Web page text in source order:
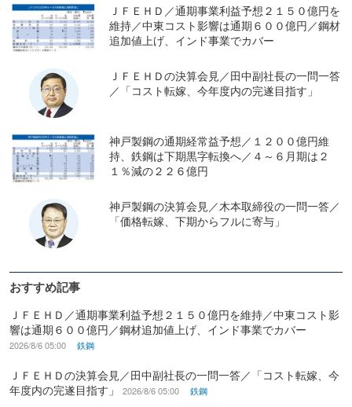
ＪＦＥＨＤ／通期事業利益予想２１５０億円を
維持／中東コスト影響は通期６００億円／鋼材
追加値上げ、インド事業でカバー
ＪＦＥＨＤの決算会見／田中副社長の一問一答
／「コスト転嫁、今年度内の完遂目指す」
神戸製鋼の通期経常益予想／１２００億円維
持、鉄鋼は下期黒字転換へ／４～６月期は２
１％減の２２６億円
神戸製鋼の決算会見／木本取締役の一問一答／
「価格転嫁、下期からフルに寄与」
おすすめ記事
ＪＦＥＨＤ／通期事業利益予想２１５０億円を維持／中東コスト影
響は通期６００億円／鋼材追加値上げ、インド事業でカバー
2026/8/6 05:00 鉄鋼
ＪＦＥＨＤの決算会見／田中副社長の一問一答／「コスト転嫁、今
年度内の完遂目指す」
2026/8/6 05:00 鉄鋼